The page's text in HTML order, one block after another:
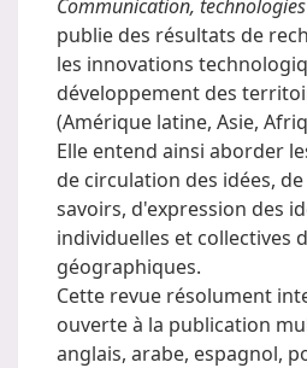
Communication,
publie des résultats de
les innovations
développement des
(Amérique latine, Asie,
Elle entend ainsi aborder
de circulation des idées,
savoirs, d'expression des
individuelles et collectives
géographiques.
Cette revue résolument
ouverte à la publication
anglais, arabe, espagnol,